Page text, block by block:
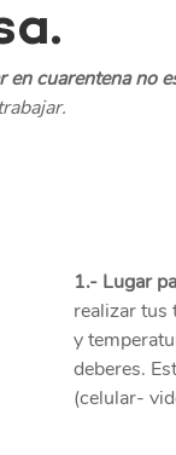
en cuarentena no
1.- Lugar
realizar tus
y
deberes.
(celular-